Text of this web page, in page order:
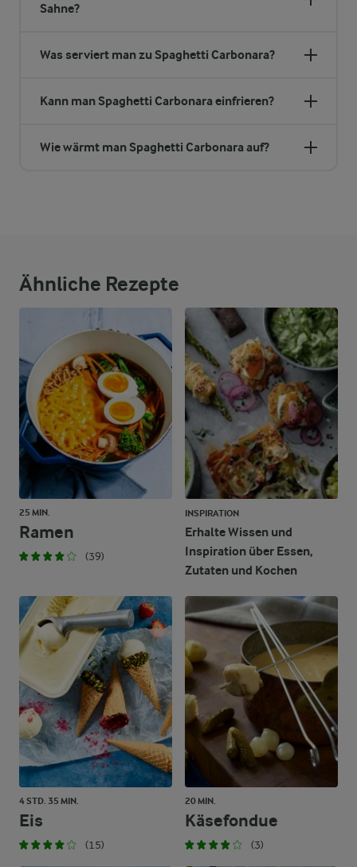
Sahne?
Was serviert man zu Spaghetti Carbonara?
Kann man Spaghetti Carbonara einfrieren?
Wie wärmt man Spaghetti Carbonara auf?
Ähnliche Rezepte
25 MIN.
Ramen
(39)
INSPIRATION
Erhalte Wissen und
Inspiration über Essen,
Zutaten und Kochen
4 STD. 35 MIN.
Eis
(15)
20 MIN.
Käsefondue
(3)